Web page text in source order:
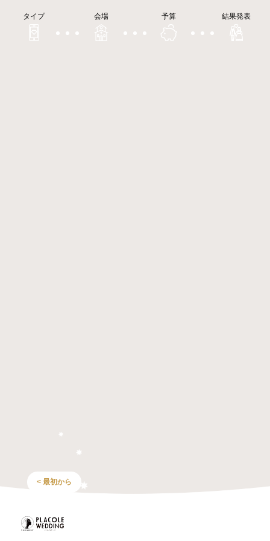
タイプ 会場 予算 結果発表
< 最初から